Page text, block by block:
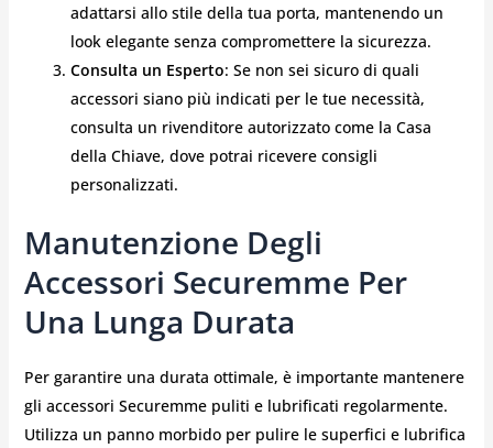
adattarsi allo stile della tua porta, mantenendo un
look elegante senza compromettere la sicurezza.
Consulta un Esperto: Se non sei sicuro di quali
accessori siano più indicati per le tue necessità,
consulta un rivenditore autorizzato come la Casa
della Chiave, dove potrai ricevere consigli
personalizzati.
Manutenzione Degli
Accessori Securemme Per
Una Lunga Durata
Per garantire una durata ottimale, è importante mantenere
gli accessori Securemme puliti e lubrificati regolarmente.
Utilizza un panno morbido per pulire le superfici e lubrifica